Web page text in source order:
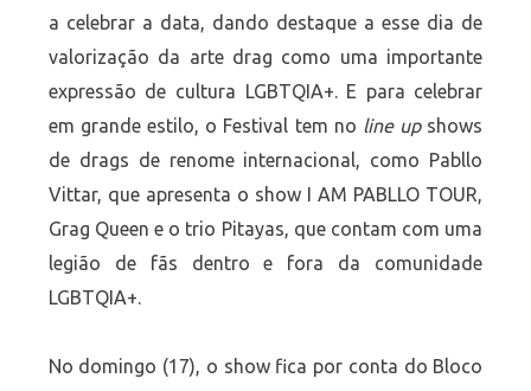
a celebrar a data, dando destaque a esse dia de
valorização da arte drag como uma importante
expressão de cultura LGBTQIA+. E para celebrar
em grande estilo, o Festival tem no line upshows
de drags de renome internacional, como Pabllo
Vittar, que apresenta o show I AM PABLLO TOUR,
Grag Queen e o trio Pitayas, que contam com uma
legião de fãs dentro e fora da comunidade
LGBTQIA+.
No domingo (17), o show fica por conta do Bloco